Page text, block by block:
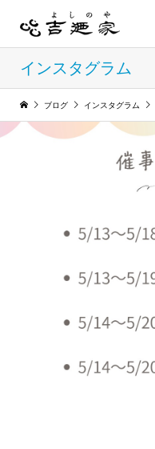
インスタグラム
ブログ インスタグラム